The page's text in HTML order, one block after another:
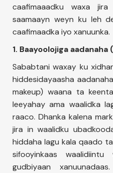
caafimaaadku waxa
saamaayn weyn ku leh
caafimaadka iyo xanuunka.
1. Baayoolojiga
Sababtani waxay ku
hiddesidayaasha
makeup) waana ta
leeyahay ama waalidka
raaco. Dhanka kalena
jira in waalidku
hiddaha lagu kala qaado
sifooyinkaas
gudbiyaan